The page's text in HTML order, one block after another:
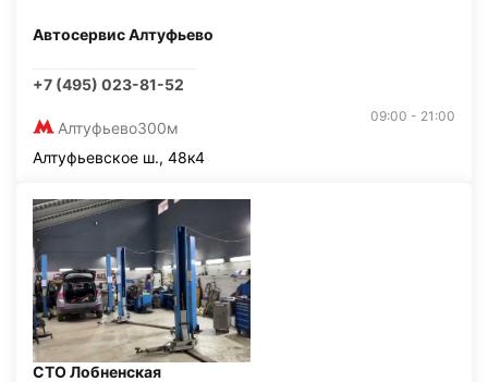
Автосервис Алтуфьево
+7 (495) 023-81-52
Алтуфьево300м
09:00 - 21:00
Алтуфьевское ш., 48к4
СТО Лобненская